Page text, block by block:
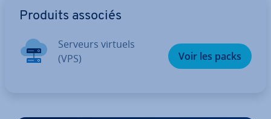
Produits associés
Serveurs virtuels
(VPS)
Voir les packs